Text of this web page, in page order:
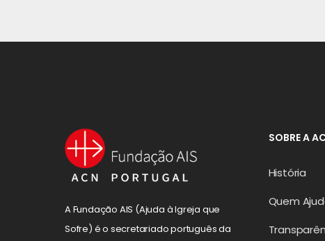
A Fundação AIS (Ajuda à Igreja que
Sofre) é o secretariado português da
SOBRE A
História
Quem